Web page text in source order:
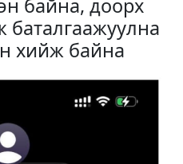
байна, доорх
баталгаажуулна
хийж байна